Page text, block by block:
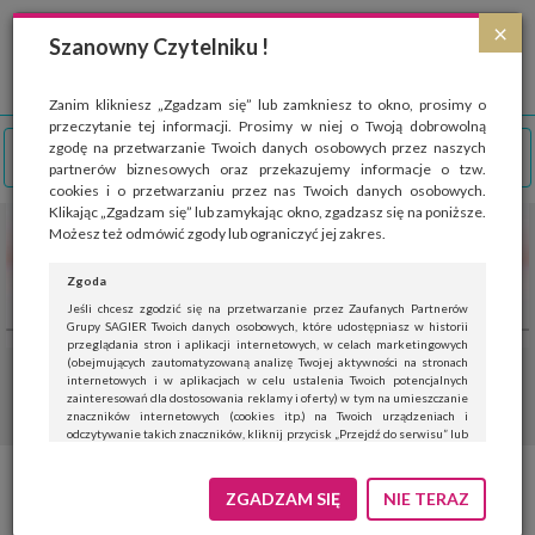
×
Szanowny Czytelniku !
Zanim klikniesz „Zgadzam się” lub zamkniesz to okno, prosimy o
przeczytanie tej informacji. Prosimy w niej o Twoją dobrowolną
zgodę na przetwarzanie Twoich danych osobowych przez naszych
partnerów biznesowych oraz przekazujemy informacje o tzw.
cookies i o przetwarzaniu przez nas Twoich danych osobowych.
Klikając „Zgadzam się” lub zamykając okno, zgadzasz się na poniższe.
Możesz też odmówić zgody lub ograniczyć jej zakres.
Zgoda
Jeśli chcesz zgodzić się na przetwarzanie przez Zaufanych Partnerów
Grupy SAGIER Twoich danych osobowych, które udostępniasz w historii
przeglądania stron i aplikacji internetowych, w celach marketingowych
(obejmujących zautomatyzowaną analizę Twojej aktywności na stronach
internetowych i w aplikacjach w celu ustalenia Twoich potencjalnych
zainteresowań dla dostosowania reklamy i oferty) w tym na umieszczanie
znaczników internetowych (cookies itp.) na Twoich urządzeniach i
odczytywanie takich znaczników, kliknij przycisk „Przejdź do serwisu” lub
Jeśli nie chcesz wyrazić zgody, kliknij „Nie teraz”.
Wyrażenie zgody jest dobrowolne. Możesz edytować zakres zgody, w tym
ZGADZAM SIĘ NIE TERAZ
Strona wykorzystuje pliki cookies, które służą głównie do celów statystycznych.
Wyrażając zgodę na używanie 'cookies', zezwalasz na zapisanie ich w pamięci
przeglądarki. Przejdź do
polityki cookies